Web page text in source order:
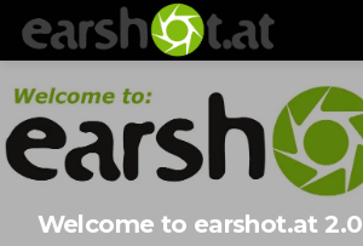
Welcome to earshot.at 2.0